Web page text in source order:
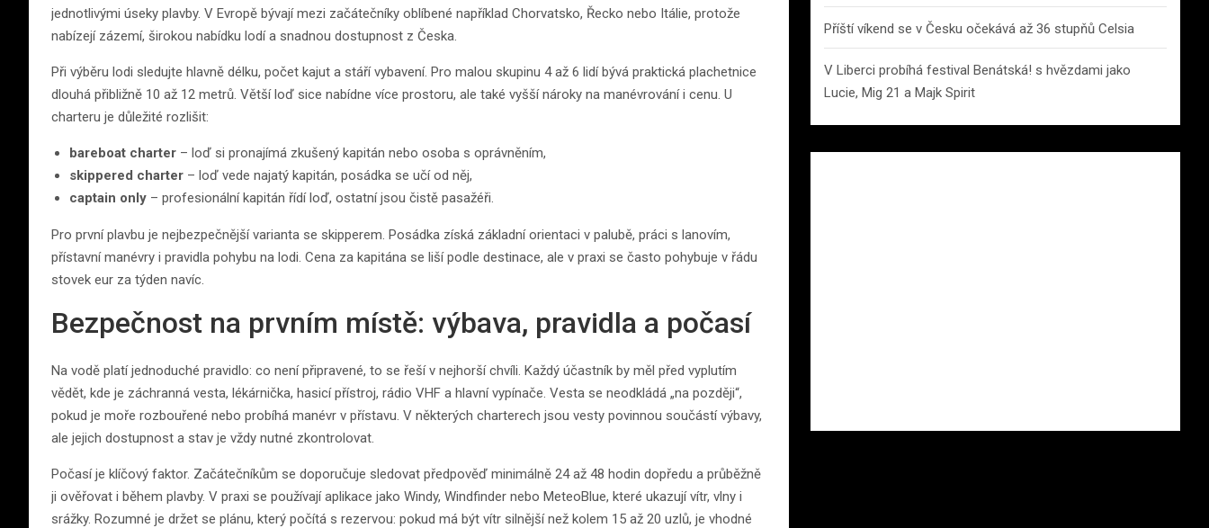
jednotlivými úseky plavby. V Evropě bývají mezi začátečníky oblíbené například Chorvatsko, Řecko nebo Itálie, protože
nabízejí zázemí, širokou nabídku lodí a snadnou dostupnost z Česka.
Při výběru lodi sledujte hlavně délku, počet kajut a stáří vybavení. Pro malou skupinu 4 až 6 lidí bývá praktická plachetnice
dlouhá přibližně 10 až 12 metrů. Větší loď sice nabídne více prostoru, ale také vyšší nároky na manévrování i cenu. U
charteru je důležité rozlišit:
bareboat charter – loď si pronajímá zkušený kapitán nebo osoba s oprávněním,
skippered charter – loď vede najatý kapitán, posádka se učí od něj,
captain only – profesionální kapitán řídí loď, ostatní jsou čistě pasažéři.
Pro první plavbu je nejbezpečnější varianta se skipperem. Posádka získá základní orientaci v palubě, práci s lanovím,
přístavní manévry i pravidla pohybu na lodi. Cena za kapitána se liší podle destinace, ale v praxi se často pohybuje v řádu
stovek eur za týden navíc.
Bezpečnost na prvním místě: výbava, pravidla a počasí
Na vodě platí jednoduché pravidlo: co není připravené, to se řeší v nejhorší chvíli. Každý účastník by měl před vyplutím
vědět, kde je záchranná vesta, lékárnička, hasicí přístroj, rádio VHF a hlavní vypínače. Vesta se neodkládá „na později“,
pokud je moře rozbouřené nebo probíhá manévr v přístavu. V některých charterech jsou vesty povinnou součástí výbavy,
ale jejich dostupnost a stav je vždy nutné zkontrolovat.
Počasí je klíčový faktor. Začátečníkům se doporučuje sledovat předpověď minimálně 24 až 48 hodin dopředu a průběžně
ji ověřovat i během plavby. V praxi se používají aplikace jako Windy, Windfinder nebo MeteoBlue, které ukazují vítr, vlny i
srážky. Rozumné je držet se plánu, který počítá s rezervou: pokud má být vítr silnější než kolem 15 až 20 uzlů, je vhodné
Příští víkend se v Česku očekává až 36 stupňů Celsia
V Liberci probíhá festival Benátská! s hvězdami jako
Lucie, Mig 21 a Majk Spirit